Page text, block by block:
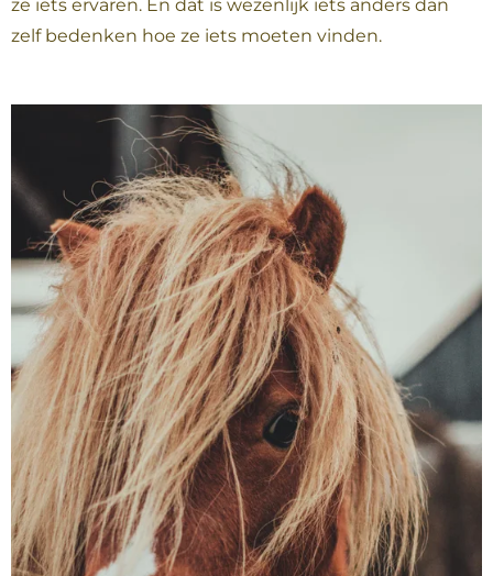
ze iets ervaren. En dat is wezenlijk iets anders dan
zelf bedenken hoe ze iets moeten vinden.